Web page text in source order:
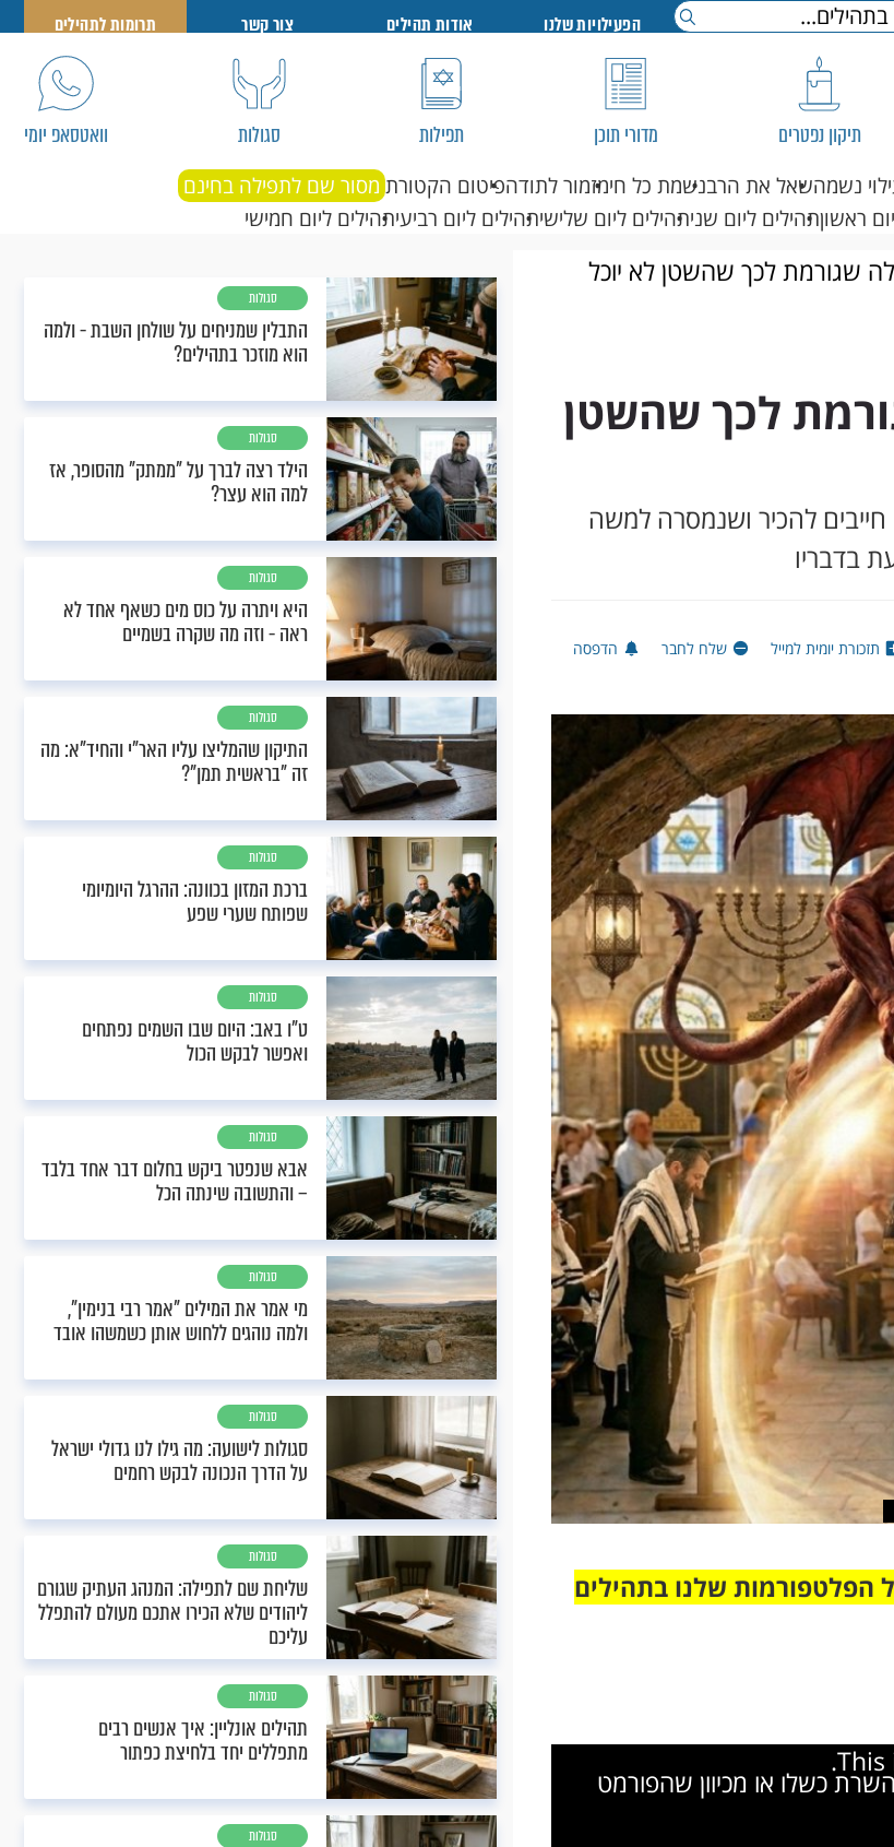
הפעילויות שלנו אודות תהילים צור קשר תרומות לתהילים
תיקון נפטרים מדורי תוכן תפילות סגולות וואטסאפ יומי
נשמהשאל את הרבנשמת כל חימזמור לתודהפיטום הקטורת מסור שם לתפילה בחינם
ראשוןתהילים ליום שניתהילים ליום שלישיתהילים ליום רביעיתהילים ליום חמישי
שגורמת לכך שהשטן לא יוכל
לכך שהשטן
להכיר ושנמסרה למשה
בדבריו
תזכורת יומית למייל שלח לחבר הדפסה
הפלטפורמות שלנו בתהילים
This
כשלו או מכיוון שהפורמט
סגולות
התבלין שמניחים על שולחן השבת - ולמה
הוא מוזכר בתהילים?
סגולות
הילד רצה לברך על "ממתק" מהסופר, אז
למה הוא עצר?
סגולות
היא ויתרה על כוס מים כשאף אחד לא
ראה - וזה מה שקרה בשמיים
סגולות
התיקון שהמליצו עליו האר"י והחיד"א: מה
זה "בראשית תמן"?
סגולות
ברכת המזון בכוונה: ההרגל היומיומי
שפותח שערי שפע
סגולות
ט"ו באב: היום שבו השמים נפתחים
ואפשר לבקש הכול
סגולות
אבא שנפטר ביקש בחלום דבר אחד בלבד
– והתשובה שינתה הכל
סגולות
מי אמר את המילים "אמר רבי בנימין",
ולמה נוהגים ללחוש אותן כשמשהו אובד
סגולות
סגולות לישועה: מה גילו לנו גדולי ישראל
על הדרך הנכונה לבקש רחמים
סגולות
שליחת שם לתפילה: המנהג העתיק שגורם
ליהודים שלא הכירו אתכם מעולם להתפלל
עליכם
סגולות
תהילים אונליין: איך אנשים רבים
מתפללים יחד בלחיצת כפתור
סגולות